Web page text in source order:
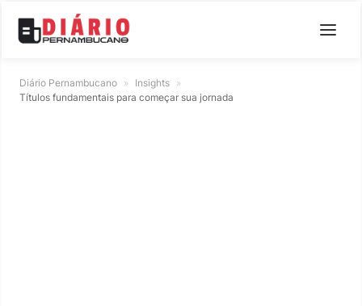
Diário Pernambucano » Insights »
Títulos fundamentais para começar sua jornada